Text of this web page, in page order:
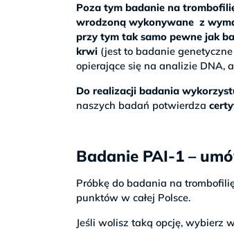
Poza tym badanie na
wrodzoną wykonywane z
przy tym tak samo pewne jak
krwi (jest to badanie genetyczne
opierające się na analizie DNA,
Do realizacji badania
naszych badań potwierdza
Badanie PAI-1 –
Próbkę do badania na
punktów w całej Polsce.
Jeśli wolisz taką opcję, wybierz